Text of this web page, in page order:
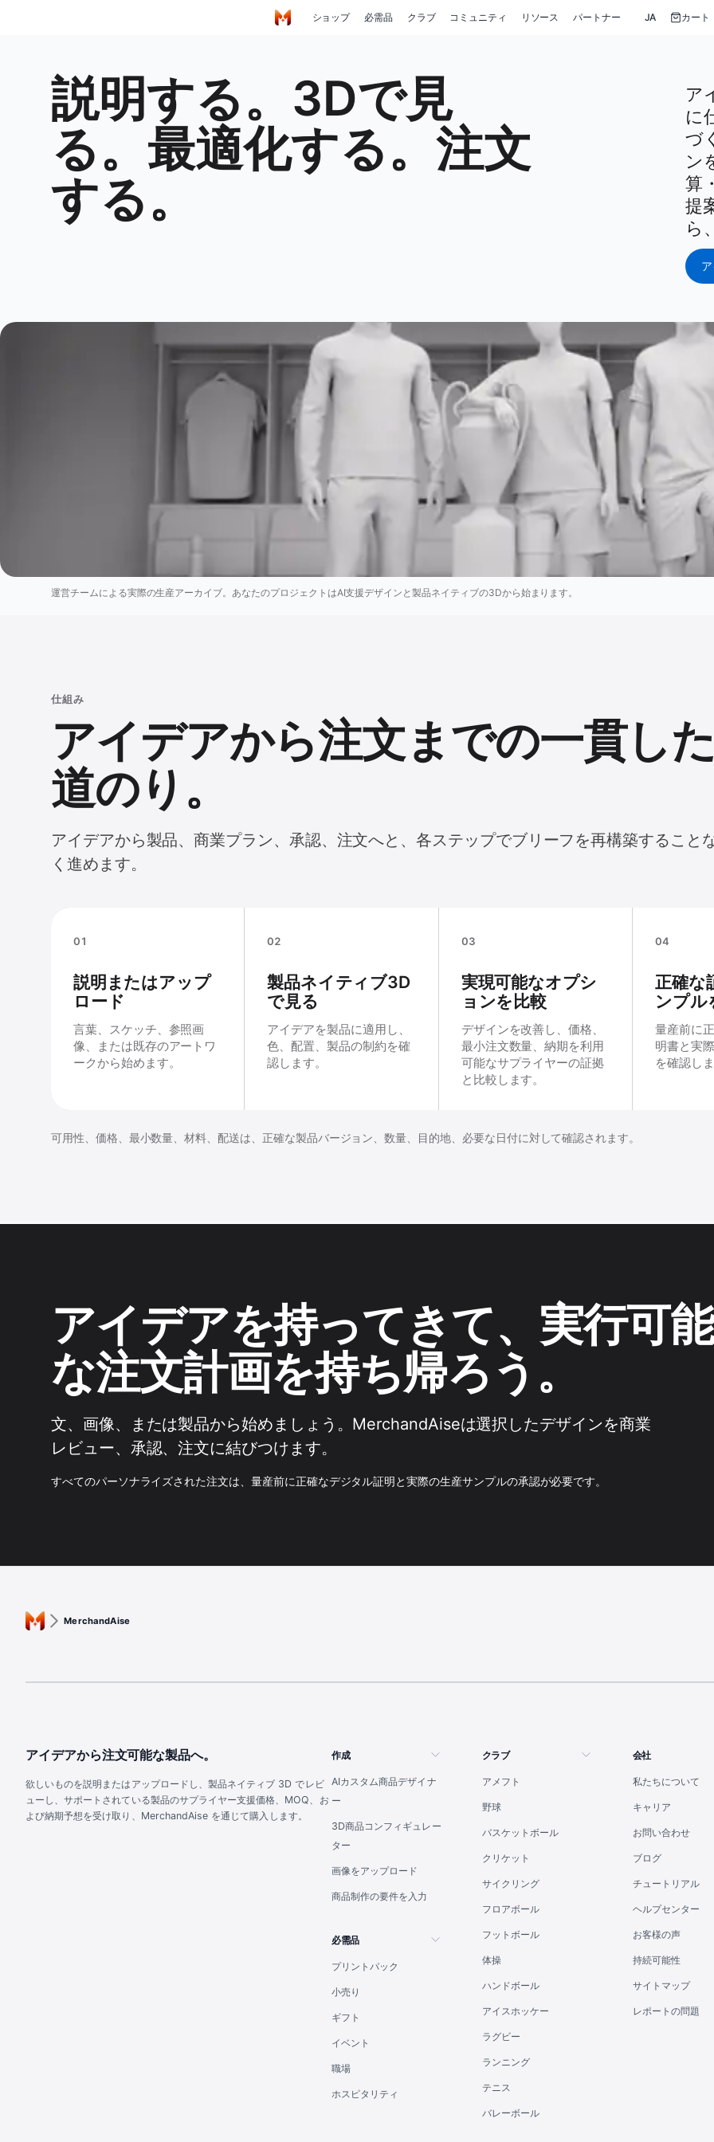
ホーム
ショップ 必需品 クラブ コミュニティ リソース パートナー JA カート
説明する。3Dで見
る。最適化する。注文
する。
ア
に
づ
ン
算
提
ら
運営チームによる実際の生産アーカイブ。あなたのプロジェクトはAI支援デザインと製品ネイティブの3Dから始まります。
仕組み
アイデアから注文までの一貫し
道のり。
アイデアから製品、商業プラン、承認、注文へと、各ステップでブリーフを再構築すること
く進めます。
01
説明またはアップ
ロード
言葉、スケッチ、参照画
像、または既存のアートワ
ークから始めます。
02
製品ネイティブ3D
で見る
アイデアを製品に適用し、
色、配置、製品の制約を確
認します。
03
実現可能なオプシ
ョンを比較
デザインを改善し、価格、
最小注文数量、納期を利用
可能なサプライヤーの証拠
と比較します。
04
正確な
ンプル
量産前に
明書と実
を確認し
可用性、価格、最小数量、材料、配送は、正確な製品バージョン、数量、目的地、必要な日付に対して確認されます。
アイデアを持ってきて、実行可能
な注文計画を持ち帰ろう。
文、画像、または製品から始めましょう。MerchandAiseは選択したデザインを商業
レビュー、承認、注文に結びつけます。
すべてのパーソナライズされた注文は、量産前に正確なデジタル証明と実際の生産サンプルの承認が必要です。
MerchandAise
アイデアから注文可能な製品へ。
欲しいものを説明またはアップロードし、製品ネイティブ 3D でレビ
ューし、サポートされている製品のサプライヤー支援価格、MOQ、お
よび納期予想を受け取り、MerchandAise を通じて購入します。
作成
AIカスタム商品デザイナ
ー
3D商品コンフィギュレー
ター
画像をアップロード
商品制作の要件を入力
必需品
プリントパック
小売り
ギフト
イベント
職場
ホスピタリティ
クラブ
アメフト
野球
バスケットボール
クリケット
サイクリング
フロアボール
フットボール
体操
ハンドボール
アイスホッケー
ラグビー
ランニング
テニス
バレーボール
会社
私たちについて
キャリア
お問い合わせ
ブログ
チュートリアル
ヘルプセンター
お客様の声
持続可能性
サイトマップ
レポートの問題